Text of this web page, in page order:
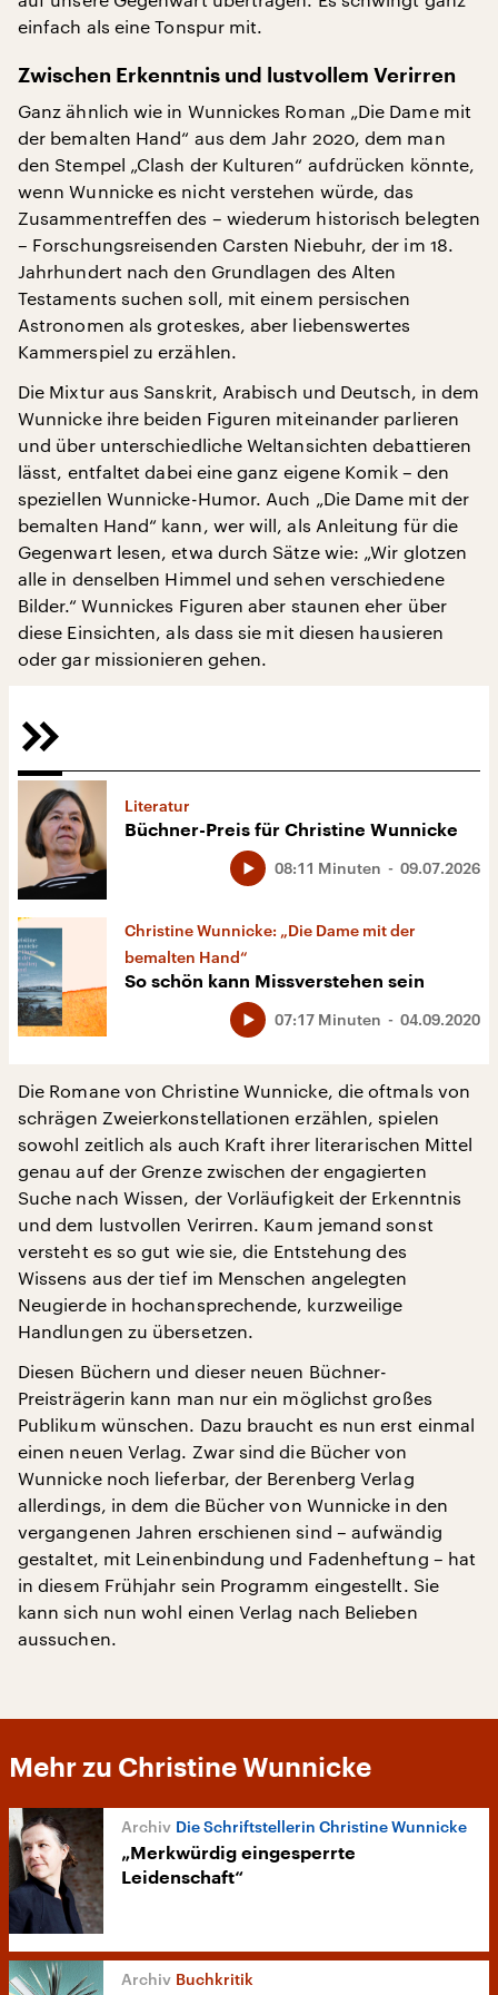
einfach als eine Tonspur mit.
Zwischen Erkenntnis und lustvollem Verirren
Ganz ähnlich wie in Wunnickes Roman „Die Dame mit
der bemalten Hand“ aus dem Jahr 2020, dem man
den Stempel „Clash der Kulturen“ aufdrücken könnte,
wenn Wunnicke es nicht verstehen würde, das
Zusammentreffen des – wiederum historisch belegten
– Forschungsreisenden Carsten Niebuhr, der im 18.
Jahrhundert nach den Grundlagen des Alten
Testaments suchen soll, mit einem persischen
Astronomen als groteskes, aber liebenswertes
Kammerspiel zu erzählen.
Die Mixtur aus Sanskrit, Arabisch und Deutsch, in dem
Wunnicke ihre beiden Figuren miteinander parlieren
und über unterschiedliche Weltansichten debattieren
lässt, entfaltet dabei eine ganz eigene Komik – den
speziellen Wunnicke-Humor. Auch „Die Dame mit der
bemalten Hand“ kann, wer will, als Anleitung für die
Gegenwart lesen, etwa durch Sätze wie: „Wir glotzen
alle in denselben Himmel und sehen verschiedene
Bilder.“ Wunnickes Figuren aber staunen eher über
diese Einsichten, als dass sie mit diesen hausieren
oder gar missionieren gehen.
Literatur
Büchner-Preis für Christine Wunnicke
09.07.2026
08:11 Minuten
Christine Wunnicke: „Die Dame mit der
bemalten Hand“
So schön kann Missverstehen sein
04.09.2020
07:17 Minuten
Die Romane von Christine Wunnicke, die oftmals von
schrägen Zweierkonstellationen erzählen, spielen
sowohl zeitlich als auch Kraft ihrer literarischen Mittel
genau auf der Grenze zwischen der engagierten
Suche nach Wissen, der Vorläufigkeit der Erkenntnis
und dem lustvollen Verirren. Kaum jemand sonst
versteht es so gut wie sie, die Entstehung des
Wissens aus der tief im Menschen angelegten
Neugierde in hochansprechende, kurzweilige
Handlungen zu übersetzen.
Diesen Büchern und dieser neuen Büchner-
Preisträgerin kann man nur ein möglichst großes
Publikum wünschen. Dazu braucht es nun erst einmal
einen neuen Verlag. Zwar sind die Bücher von
Wunnicke noch lieferbar, der Berenberg Verlag
allerdings, in dem die Bücher von Wunnicke in den
vergangenen Jahren erschienen sind – aufwändig
gestaltet, mit Leinenbindung und Fadenheftung – hat
in diesem Frühjahr sein Programm eingestellt. Sie
kann sich nun wohl einen Verlag nach Belieben
aussuchen.
Mehr zu Christine Wunnicke
Die Schriftstellerin Christine Wunnicke
„Merkwürdig eingesperrte
Leidenschaft“
Buchkritik